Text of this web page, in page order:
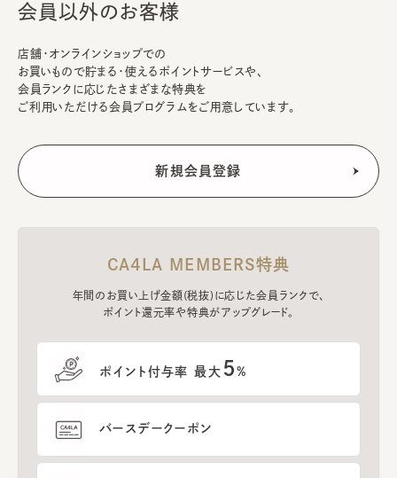
会員以外のお客様
店舗・オンラインショップでの
お買いもので貯まる・使えるポイントサービスや、
会員ランクに応じたさまざまな特典を
ご利用いただける会員プログラムをご用意しています。
CA4LA MEMBERS特典
年間のお買い上げ金額(税抜)に応じた会員ランクで、
ポイント還元率や特典がアップグレード。
ポイント付与率 最大 5%
バースデークーポン